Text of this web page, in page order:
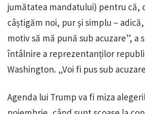
jumătatea mandatului) pentru că,
câștigăm noi, pur și simplu –
motiv să mă pună sub acuzare”, a
întâlnire a reprezentanților
Washington. „Voi fi pus sub
Agenda lui Trump va fi miza